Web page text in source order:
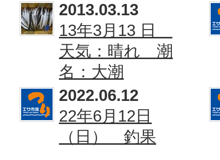
2013.03.13
13年3月13 日
天気：晴れ 潮
名：大潮
2022.06.12
22年6月12日
（日） 釣果